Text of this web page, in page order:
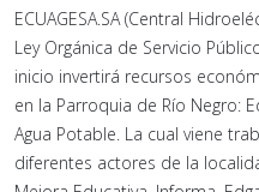
ECUAGESA.SA (Central
Ley Orgánica de Servicio
inicio invertirá recursos
en la Parroquia de Río Negro:
Agua Potable. La cual viene
diferentes actores de la